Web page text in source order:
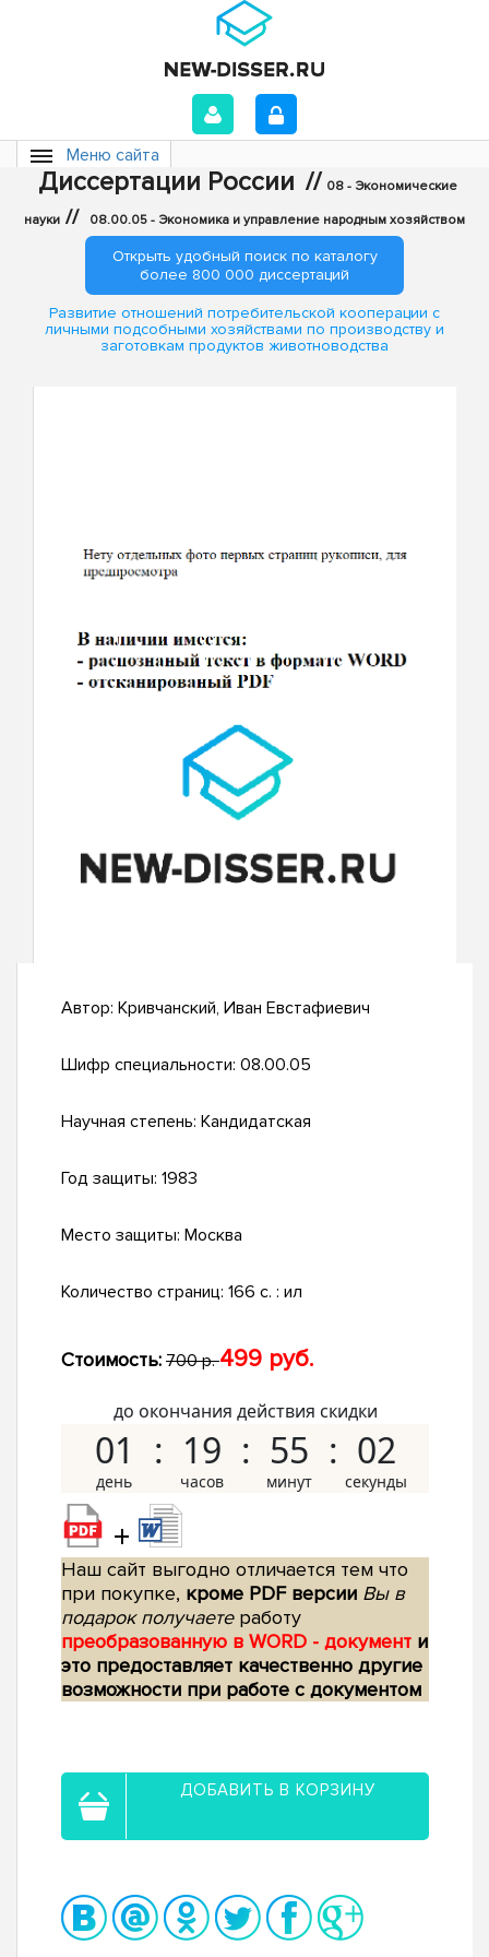
Меню сайта
Диссертации России // 08 - Экономические
науки // 08.00.05 - Экономика и управление народным хозяйством
Открыть удобный поиск по каталогу
более 800 000 диссертаций
Развитие отношений потребительской кооперации с
личными подсобными хозяйствами по производству и
заготовкам продуктов животноводства
Автор: Кривчанский, Иван Евстафиевич
Шифр специальности: 08.00.05
Научная степень: Кандидатская
Год защиты: 1983
Место защиты: Москва
Количество страниц: 166 c. : ил
Стоимость: 700 р.499 руб.
до окончания действия скидки
01 19 55 01
+
Наш сайт выгодно отличается тем что
при покупке, кроме PDF версии Вы в
подарок получаетеработу
преобразованную в WORD - документ и
это предоставляет качественно другие
возможности при работе с документом
ДОБАВИТЬ В КОРЗИНУ